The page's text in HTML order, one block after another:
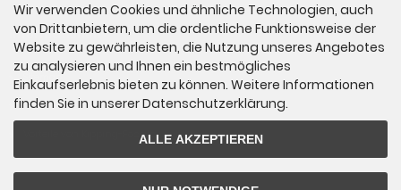
Informationen
Sitemap
Über uns
Vorteile von Kipping-Fossils
Wir verwenden Cookies und ähnliche Technologien, auch
von Drittanbietern, um die ordentliche Funktionsweise der
Website zu gewährleisten, die Nutzung unseres Angebotes
zu analysieren und Ihnen ein bestmögliches
Einkaufserlebnis bieten zu können. Weitere Informationen
finden Sie in unserer Datenschutzerklärung.
ALLE AKZEPTIEREN